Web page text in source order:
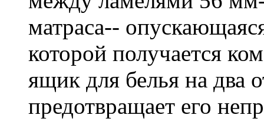
матраса--
которой получается
ящик для белья на два
предотвращает его